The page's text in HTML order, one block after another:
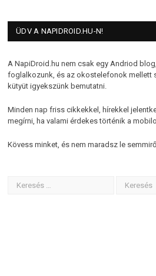
ÜDV A NAPIDROID.HU-N!
A NapiDroid.hu nem csak egy Andriod
foglalkozunk, és az okostelefonok mellett
kütyüt igyekszünk bemutatni.
Minden nap friss cikkekkel, hírekkel
megírni, ha valami érdekes történik a
Kövess minket, és nem maradsz le